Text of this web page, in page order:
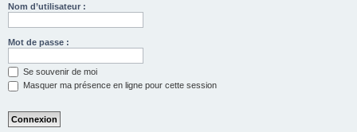
Nom d’utilisateur :
Mot de passe :
Se souvenir de moi
Masquer ma présence en ligne pour cette session